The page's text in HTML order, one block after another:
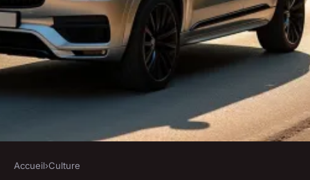
Accueil›Culture